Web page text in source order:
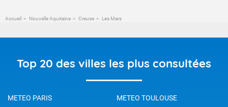
Accueil Nouvelle Aquitaine Creuse Les Mars
Top 20 des villes les plus consultées
METEO PARIS
METEO TOULOUSE